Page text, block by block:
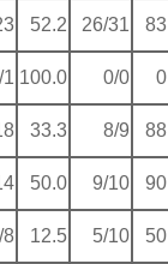
52.2 26/31
1 100.0 0/0
33.3 8/9
50.0 9/10
8 12.5 5/10